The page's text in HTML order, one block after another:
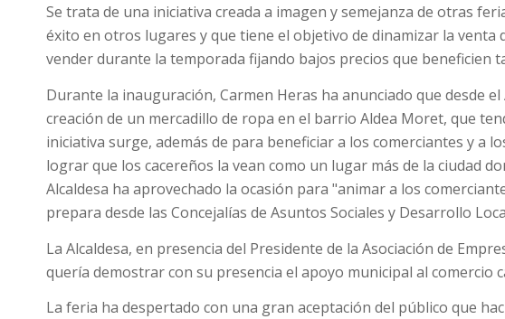
Se trata de una iniciativa creada a imagen y semejanza de otras
éxito en otros lugares y que tiene el objetivo de dinamizar la
vender durante la temporada fijando bajos precios que beneficien
Durante la inauguración, Carmen Heras ha anunciado que desde
creación de un mercadillo de ropa en el barrio Aldea Moret, que
iniciativa surge, además de para beneficiar a los comerciantes y a
lograr que los cacereños la vean como un lugar más de la ciudad
Alcaldesa ha aprovechado la ocasión para "animar a los
prepara desde las Concejalías de Asuntos Sociales y Desarrollo
La Alcaldesa, en presencia del Presidente de la Asociación de
quería demostrar con su presencia el apoyo municipal al comercio
La feria ha despertado con una gran aceptación del público que